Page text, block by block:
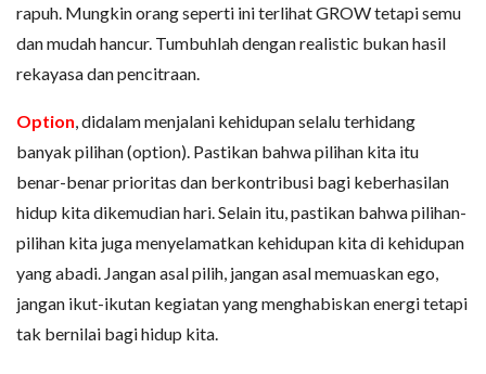
rapuh. Mungkin orang seperti ini terlihat GROW tetapi semu
dan mudah hancur. Tumbuhlah dengan realistic bukan hasil
rekayasa dan pencitraan.
Option , didalam menjalani kehidupan selalu terhidang
banyak pilihan (option). Pastikan bahwa pilihan kita itu
benar-benar prioritas dan berkontribusi bagi keberhasilan
hidup kita dikemudian hari. Selain itu, pastikan bahwa pilihan-
pilihan kita juga menyelamatkan kehidupan kita di kehidupan
yang abadi. Jangan asal pilih, jangan asal memuaskan ego,
jangan ikut-ikutan kegiatan yang menghabiskan energi tetapi
tak bernilai bagi hidup kita.